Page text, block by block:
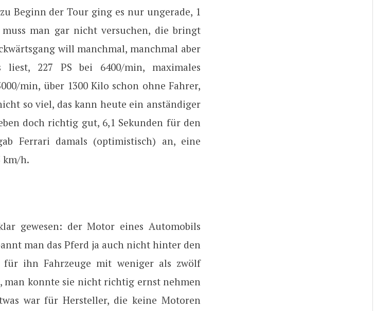
Beginn der Tour ging es nur ungerade, 1
man gar nicht versuchen, die bringt
will manchmal, manchmal aber
227 PS bei 6400/min, maximales
min, über 1300 Kilo schon ohne Fahrer,
so viel, das kann heute ein anständiger
doch richtig gut, 6,1 Sekunden für den
Ferrari damals (optimistisch) an, eine
km/h.
gewesen: der Motor eines Automobils
man das Pferd ja auch nicht hinter den
für ihn Fahrzeuge mit weniger als zwölf
man konnte sie nicht richtig ernst nehmen
war für Hersteller, die keine Motoren